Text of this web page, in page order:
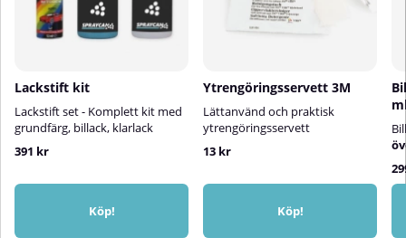
Lackstift kit
Lackstift set - Komplett kit med
grundfärg, billack, klarlack
391 kr
Köp!
Ytrengöringsservett 3M
Lättanvänd och praktisk
ytrengöringsservett
13 kr
Köp!